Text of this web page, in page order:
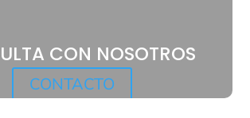
CON NOSOTROS
CONTACTO